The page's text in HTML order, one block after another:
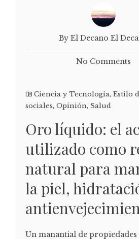
By El Decano El
No Comments
Ciencia y Tecnología, Estilo
sociales, Opinión, Salud
Oro líquido: el
utilizado como
natural para
la piel,
Un manantial de